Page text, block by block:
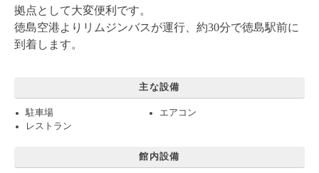
拠点として大変便利です。
徳島空港よりリムジンバスが運行、約30分で徳島駅前に
到着します。
主な設備
駐車場
エアコン
レストラン
館内設備